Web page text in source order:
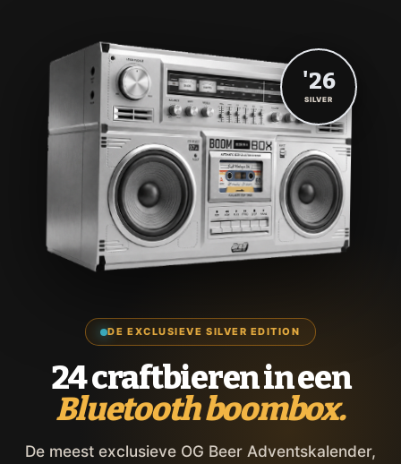
DE EXCLUSIEVE SILVER EDITION
24 craftbieren in een
Bluetooth boombox.
De meest exclusieve OG Beer Adventskalender,
'26
SILVER